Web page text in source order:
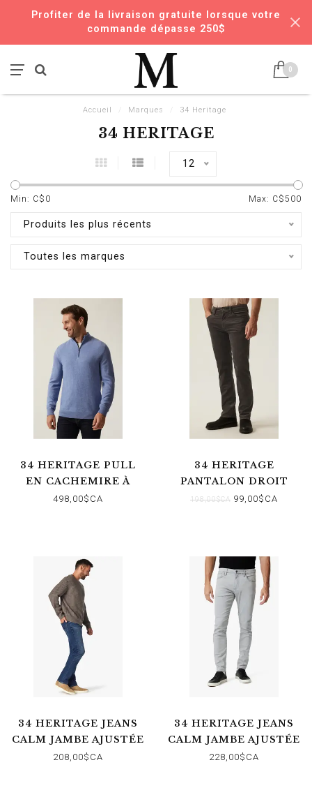
Profiter de la livraison gratuite lorsque votre
commande dépasse 250$
0
Accueil Marques 34 Heritage
34 HERITAGE
12
Min: C$ 0 Max: C$500
Produits les plus récents
Toutes les marques
34 HERITAGE PULL
EN CACHEMIRE À
FERMETURE ÉCLAIR
498,00$CA
34 HERITAGE
PANTALON DROIT
COURAGE EN
198,00$CA 99,00$CA
34 HERITAGE JEANS
CALM JAMBE AJUSTÉE
ORGANIC DARK
208,00$CA
34 HERITAGE JEANS
CALM JAMBE AJUSTÉE
LIGHT GREY
228,00$CA